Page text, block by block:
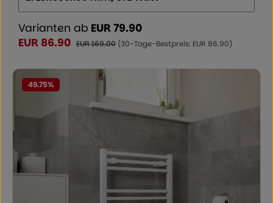
Varianten ab EUR 79.90
Verkaufspreis:
EUR 86.90 Regulärer Preis:
EUR 169.00 (30-Tage-Bestpreis: EUR 86.90)
49.75%